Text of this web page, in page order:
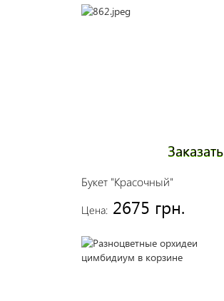
Букет "Красочный"
Цена: 2675 грн.
Заказать